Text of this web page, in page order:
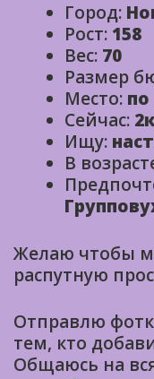
Город:
Рост: 158
Вес: 70
Размер
Место:
Сейчас:
Ищу:
В
Желаю чтобы
распутную
Отправлю
тем, кто
Общаюсь на